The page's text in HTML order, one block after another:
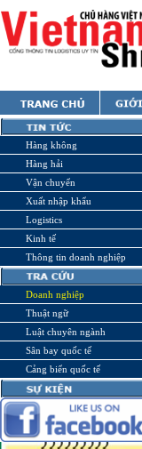
Hàng không
Hàng hải
Vận chuyển
Xuất nhập khẩu
Logistics
Kinh tế
Thông tin doanh nghiệp
Doanh nghiệp
Thuật ngữ
Luật chuyên ngành
Sân bay quốc tế
Cảng biển quốc tế